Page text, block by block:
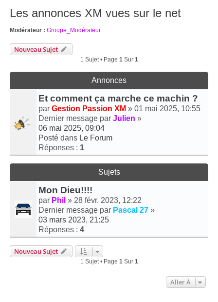
Les annonces XM vues sur le net
Modérateur : Groupe_Modérateur
Nouveau Sujet
1 Sujet • Page 1Sur 1
Annonces
Et comment ça marche ce machin ?
par Gestion Passion XM » 01 mai 2025, 10:55
Dernier message par Julien »
06 mai 2025, 09:04
Posté dans Le Forum
Réponses : 1
Sujets
Mon Dieu!!!!
par Phil » 28 févr. 2023, 12:22
Dernier message par Pascal 27 »
03 mars 2023, 21:25
Réponses : 4
Nouveau Sujet
1 Sujet • Page 1Sur 1
Aller À